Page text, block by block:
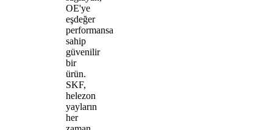
OE'ye
eşdeğer
performansa
sahip
güvenilir
bir
ürün.
SKF,
helezon
yayların
her